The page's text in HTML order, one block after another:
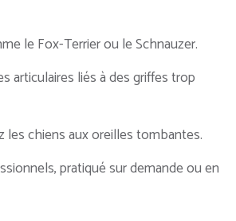
le Fox-Terrier ou le Schnauzer.
articulaires liés à des griffes trop
chiens aux oreilles tombantes.
pratiqué sur demande ou en